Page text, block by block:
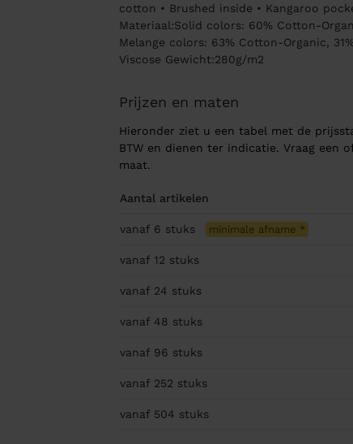
cotton • Brushed inside • Kangaroo
Materiaal:Solid colors: 60% Cotton-
Melange colors: 63% Cotton-Organic,
Viscose Gewicht:280g/m2
Prijzen en maten
Hieronder ziet u een tabel met de
BTW en dienen ter indicatie. Vraag een
maat.
Aantal artikelen
vanaf 6 stuks minimale afname *
vanaf 12 stuks
vanaf 24 stuks
vanaf 48 stuks
vanaf 96 stuks
vanaf 252 stuks
vanaf 504 stuks